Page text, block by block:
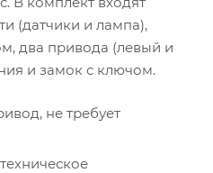
(датчики и лампа),
два привода (левый и
и замок с ключом.
не требует